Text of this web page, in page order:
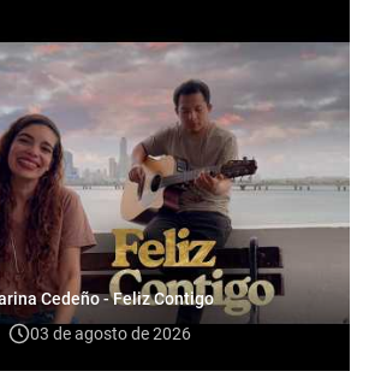
Cedeño - Feliz Contigo
03 de agosto de 2026